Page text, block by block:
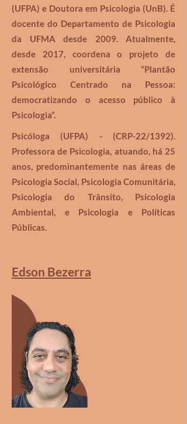
(UFPA) e Doutora em Psicologia (UnB). É
docente do Departamento de Psicologia
da UFMA desde 2009. Atualmente,
desde 2017, coordena o projeto de
extensão universitária “Plantão
Psicológico Centrado na Pessoa:
democratizando o acesso público à
Psicologia”.
Psicóloga (UFPA) - (CRP-22/1392).
Professora de Psicologia, atuando, há 25
anos, predominantemente nas áreas de
Psicologia Social, Psicologia Comunitária,
Psicologia do Trânsito, Psicologia
Ambiental, e Psicologia e Políticas
Públicas.
Edson Bezerra